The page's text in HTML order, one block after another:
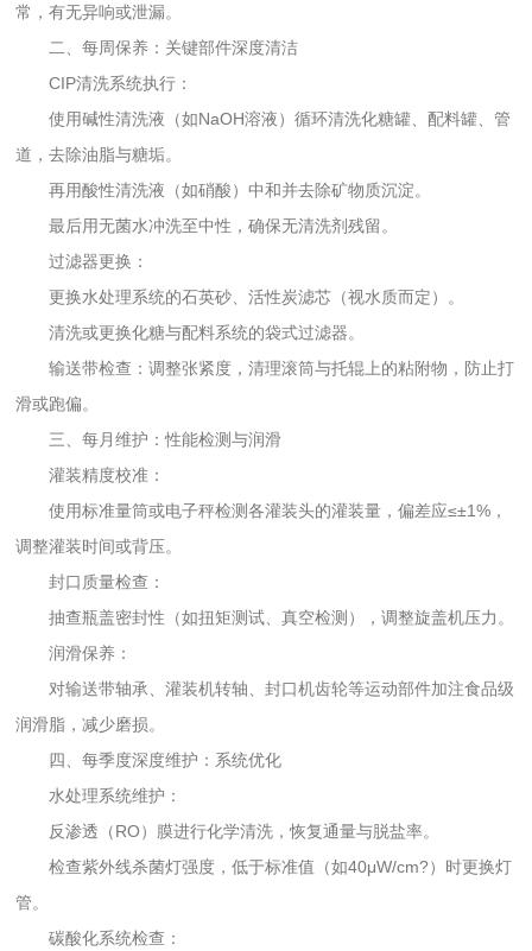
常，有无异响或泄漏。
二、每周保养：关键部件深度清洁
CIP清洗系统执行：
使用碱性清洗液（如NaOH溶液）循环清洗化糖罐、配料罐、管
道，去除油脂与糖垢。
再用酸性清洗液（如硝酸）中和并去除矿物质沉淀。
最后用无菌水冲洗至中性，确保无清洗剂残留。
过滤器更换：
更换水处理系统的石英砂、活性炭滤芯（视水质而定）。
清洗或更换化糖与配料系统的袋式过滤器。
输送带检查：调整张紧度，清理滚筒与托辊上的粘附物，防止打
滑或跑偏。
三、每月维护：性能检测与润滑
灌装精度校准：
使用标准量筒或电子秤检测各灌装头的灌装量，偏差应≤±1%，
调整灌装时间或背压。
封口质量检查：
抽查瓶盖密封性（如扭矩测试、真空检测），调整旋盖机压力。
润滑保养：
对输送带轴承、灌装机转轴、封口机齿轮等运动部件加注食品级
润滑脂，减少磨损。
四、每季度深度维护：系统优化
水处理系统维护：
反渗透（RO）膜进行化学清洗，恢复通量与脱盐率。
检查紫外线杀菌灯强度，低于标准值（如40μW/cm?）时更换灯
管。
碳酸化系统检查：